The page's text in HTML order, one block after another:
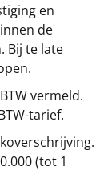
en
de
Bij te late
vermeld.
tarief.
(tot 1